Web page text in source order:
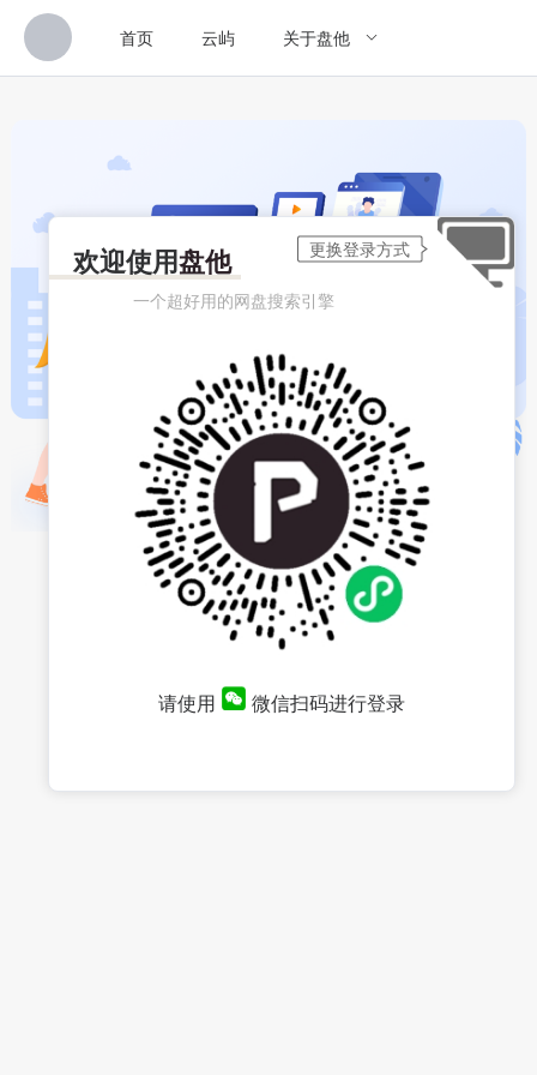
首页 云屿 关于盘他
欢迎使用盘他
一个超好用的网盘搜索引擎
请使用 微信扫码进行登录